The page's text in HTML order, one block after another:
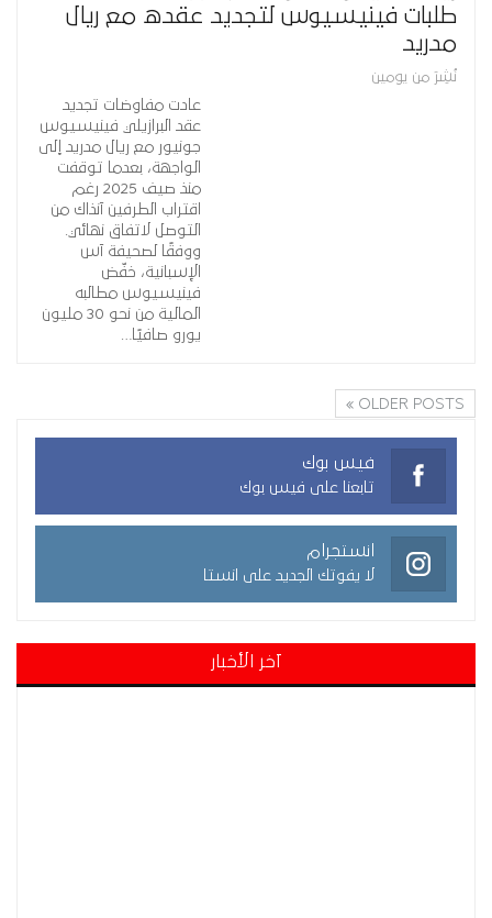
طلبات فينيسيوس لتجديد عقده مع ريال
مدريد
نُشِرَ من يومين
عادت مفاوضات تجديد
عقد البرازيلي فينيسيوس
جونيور مع ريال مدريد إلى
الواجهة، بعدما توقفت
منذ صيف 2025 رغم
اقتراب الطرفين آنذاك من
التوصل لاتفاق نهائي.
ووفقًا لصحيفة آس
الإسبانية، خفّض
فينيسيوس مطالبه
المالية من نحو 30 مليون
يورو صافيًا…
OLDER POSTS
فيس بوك
تابعنا على فيس بوك
انستجرام
لا يفوتك الجديد على انستا
آخر الأخبار